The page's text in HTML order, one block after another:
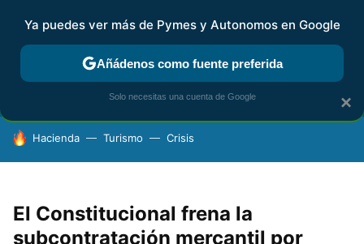
FISCALIDAD Y CONTABILIDAD KIT DIGITAL RENTA
HOY SE HABLA DE
Hacienda Turismo Crisis
El Constitucional frena la
subcontratación mercantil por
×
Ya puedes ver más de Pymes y Autonomos en Google
Añádenos como fuente preferida
Solo necesitas una cuenta de Google